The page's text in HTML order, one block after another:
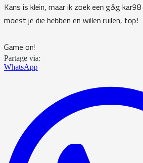
Kans is klein, maar ik zoek een g&g
moest je die hebben en willen ruilen, top!
Game on!
Partage via:
WhatsApp